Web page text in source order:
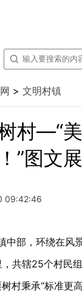
> 文明村镇
村—“
”图文
09:42:46
中部，环绕在风
共辖25个村民
村秉承“标准更